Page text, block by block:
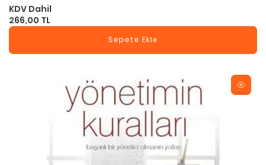
KDV Dahil
266,00 TL
Sepete Ekle